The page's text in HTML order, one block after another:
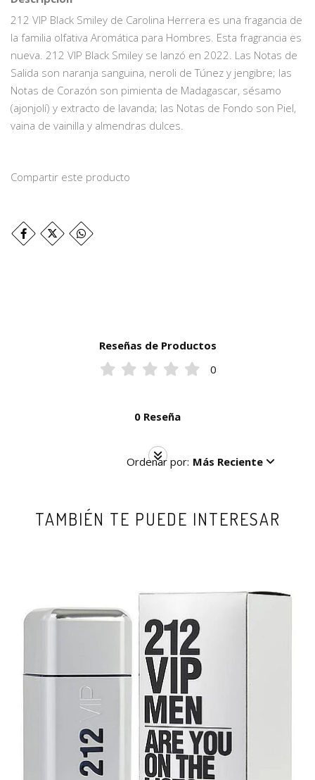
212 VIP Black Smiley de Carolina Herrera es una fragancia de
la familia olfativa Aromática para Hombres. Esta fragrancia es
nueva. 212 VIP Black Smiley se lanzó en 2022. Las Notas de
Salida son naranja sanguina, neroli de Túnez y jengibre; las
Notas de Corazón son pimienta de Madagascar, sésamo
(ajonjolí) y extracto de lavanda; las Notas de Fondo son Piel,
vaina de vainilla y almendras dulces.
Compartir este producto
Reseñas de Productos
0
0 Reseña
Ordenar por: Más Reciente
TAMBIÉN TE PUEDE INTERESAR